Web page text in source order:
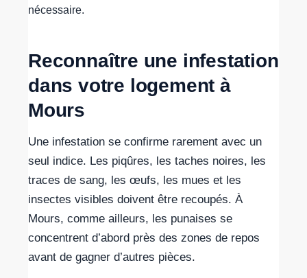
nécessaire.
Reconnaître une infestation
dans votre logement à
Mours
Une infestation se confirme rarement avec un
seul indice. Les piqûres, les taches noires, les
traces de sang, les œufs, les mues et les
insectes visibles doivent être recoupés. À
Mours, comme ailleurs, les punaises se
concentrent d’abord près des zones de repos
avant de gagner d’autres pièces.